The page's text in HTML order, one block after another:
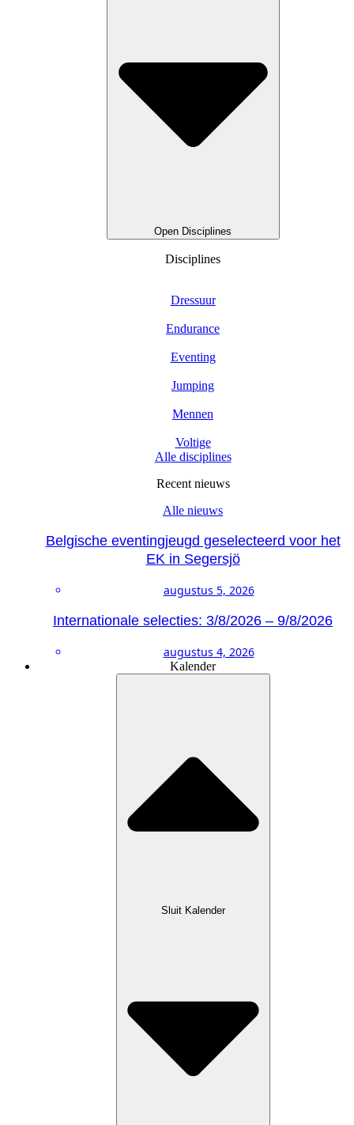
Open Disciplines
Disciplines
Dressuur
Endurance
Eventing
Jumping
Mennen
Voltige
Alle disciplines
Recent nieuws
Alle nieuws
Belgische eventingjeugd geselecteerd voor het
EK in Segersjö
augustus 5, 2026
Internationale selecties: 3/8/2026 – 9/8/2026
augustus 4, 2026
Kalender
Sluit Kalender